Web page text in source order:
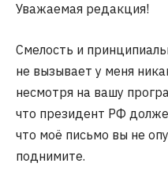
Уважаемая редакция!
Смелость и
не вызывает у меня
несмотря на вашу
что президент РФ
что моё письмо вы не
поднимите.